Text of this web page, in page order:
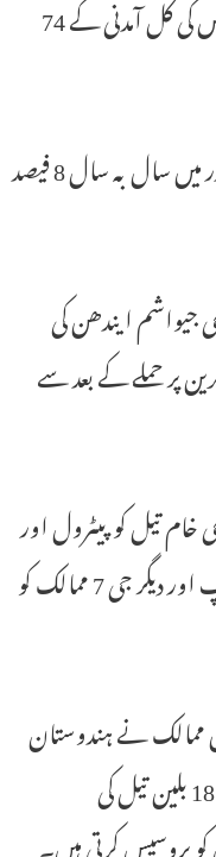
تیسرے سال جیواشم ایندھن سے روس کی کل آمدنی کے 74
اس نے کہا کہ ہندوستان کی درآمد کی قدر میں سال بہ سال 8 فیصد
ایندھن کی
یوکرین پر حملے کے بعد سے
تیل کو پیٹرول اور
ڈیزل جیسے ایندھن میں تبدیل کیا جو یورپ اور دیگر جی 7 ممالک کو
سال میں، جی 7پلس ممالک نے ہندوستان
اور ترکی کی چھ ریفائنریوں سے ای یو آر 18 بلین تیل کی
پروسیس کرتی ہیں۔